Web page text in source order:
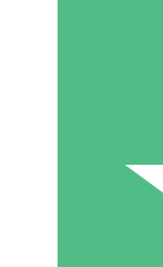
Betaal per